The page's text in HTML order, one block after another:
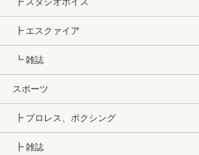
┣ エスクァイア
┗ 雑誌
スポーツ
┣ プロレス、ボクシング
┣ 雑誌